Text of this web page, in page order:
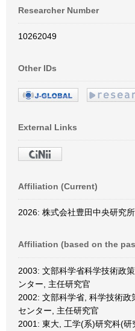
Researcher Number
10262049
Other IDs
External Links
Affiliation (Current)
2026: 株式会社豊田中央研究
Affiliation (based on the
2003: 文部科学省科学技術政
ンター, 主任研究官
2002: 文部科学省, 科学技術
センター, 主任研究官
2001: 東大, 工学(系)研究科(研